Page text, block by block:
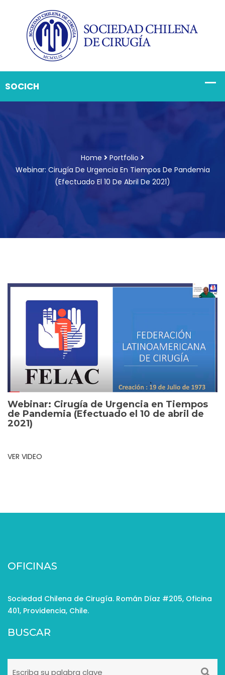
Home
Portfolio
Webinar: Cirugía De Urgencia En Tiempos De Pandemia
(Efectuado El 10 De Abril De 2021)
Webinar: Cirugía de Urgencia en Tiempos
de Pandemia (Efectuado el 10 de abril de
2021)
VER VIDEO
OFICINAS
Sociedad Chilena de Cirugía. Román Díaz #205, Oficina
401, Providencia, Chile.
BUSCAR